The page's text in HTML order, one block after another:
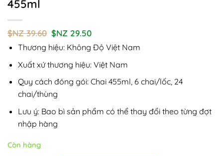
455ml
$NZ39.60 Giá
gốc
là:
39.60.
$NZ 29.50Giá
tại
$NZ
29.50.
Thương hiệu: Không Độ Việt Nam
Xuất xứ thương hiệu: Việt Nam
Quy cách đóng gói: Chai 455ml, 6 chai/lốc, 24
chai/thùng
Lưu ý: Bao bì sản phẩm có thể thay đổi theo từng đợt
nhập hàng
Còn hàng